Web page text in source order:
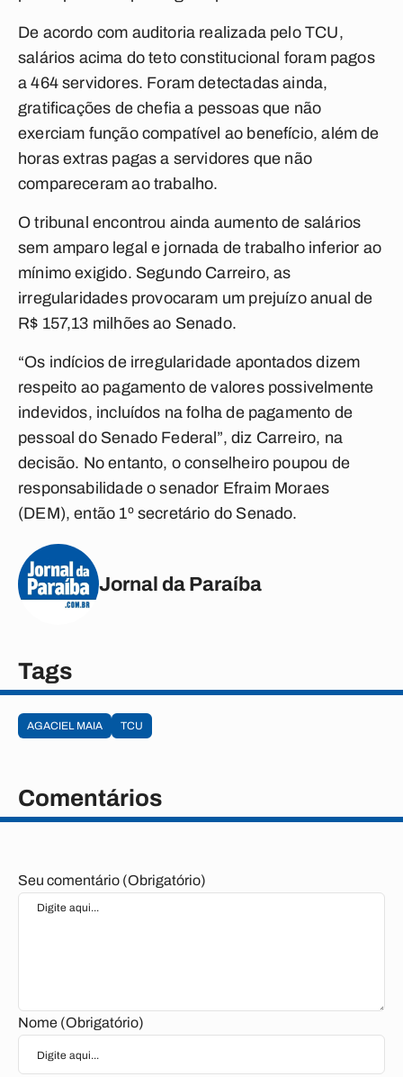
De acordo com auditoria realizada pelo TCU,
salários acima do teto constitucional foram pagos
a 464 servidores. Foram detectadas ainda,
gratificações de chefia a pessoas que não
exerciam função compatível ao benefício, além de
horas extras pagas a servidores que não
compareceram ao trabalho.
O tribunal encontrou ainda aumento de salários
sem amparo legal e jornada de trabalho inferior ao
mínimo exigido. Segundo Carreiro, as
irregularidades provocaram um prejuízo anual de
R$ 157,13 milhões ao Senado.
“Os indícios de irregularidade apontados dizem
respeito ao pagamento de valores possivelmente
indevidos, incluídos na folha de pagamento de
pessoal do Senado Federal”, diz Carreiro, na
decisão. No entanto, o conselheiro poupou de
responsabilidade o senador Efraim Moraes
(DEM), então 1º secretário do Senado.
Jornal da Paraíba
Tags
AGACIEL MAIA TCU
Comentários
Seu comentário (Obrigatório)
Nome (Obrigatório)